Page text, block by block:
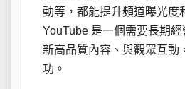
動等，都能提升頻道曝光度
YouTube 是一個需要長期
新高品質內容、與觀眾互動
功。